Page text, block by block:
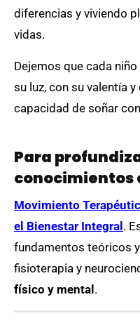
diferencias y viviendo
vidas.
Dejemos que cada
su luz, con su valentía
capacidad de soñar
Para
conocimientos
Movimiento
el Bienestar Integral .
fundamentos teóricos y
fisioterapia y
físico y mental .